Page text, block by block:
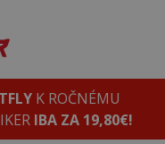
K ROČNÉMU
IBA ZA 19,80€!